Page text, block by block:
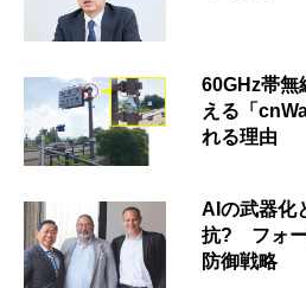
60GHz帯無
える「
れる理由
AIの武器化
抗? フォー
防御戦略